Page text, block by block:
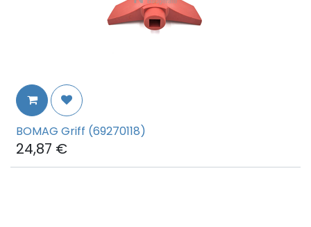
BOMAG Griff (69270118)
24,87 €